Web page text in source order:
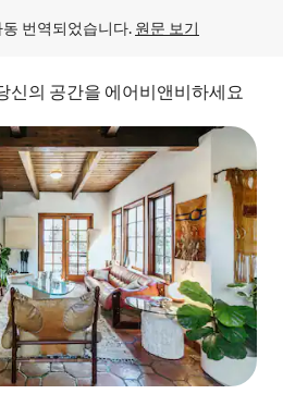
번역되었습니다. 원문 보기
신의 공간을 에어비앤비하세요